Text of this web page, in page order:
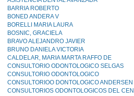
BARRIA ROBERTO
BONED ANDERA V
BORELLI MARIA LAURA
BOSNIC, GRACIELA
BRAVO ALEJANDRO JAVIER
BRUNO DANIELA VICTORIA
CALDELAR, MARIA MARTA RAFFO DE
CONSULTORIO ODONTOLOGICO SELGAS
CONSULTORIO ODONTOLOGlCO
CONSULTORIOO DONTOLOGICO
CONSULTORIOS ODONTOLOGICOS DEL